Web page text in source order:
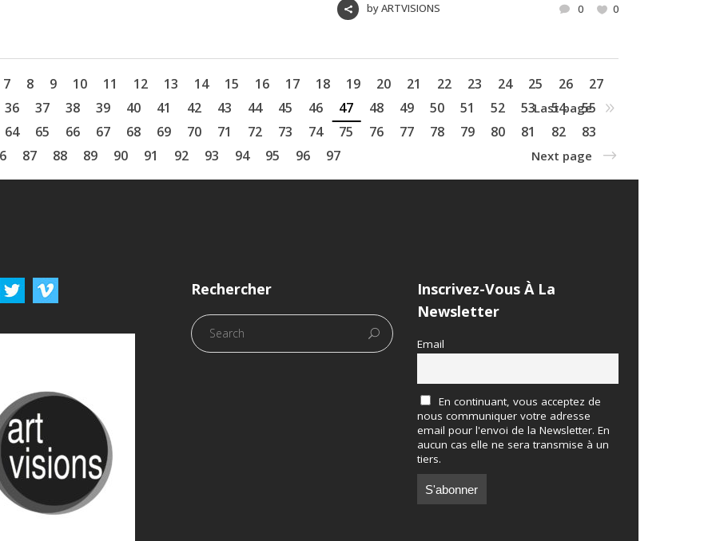
byARTVISIONS 0 0
7 8 9 10 11 12 13 14 15 16 17 18 19 20 21 22 23 24 25 26
27
36 37 38 39 40 41 42 43 44 45 46 47 48 49 50 51 52 53 54
55
64 65 66 67 68 69 70 71 72 73 74 75 76 77 78 79 80 81 82
83
87 88 89 90 91 92 93 94 95 96 97
Last page
Next page
Rechercher
Inscrivez-Vous À La
Newsletter
Email
En continuant, vous acceptez de
nous communiquer votre adresse
email pour l'envoi de la Newsletter. En
aucun cas elle ne sera transmise à un
tiers.